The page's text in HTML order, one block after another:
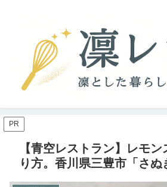
PR
【青空レストラン】レモ
り方。香川県三豊市「さぬ